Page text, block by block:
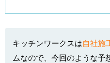
キッチンワークスは自社施
ムなので、今回のような予